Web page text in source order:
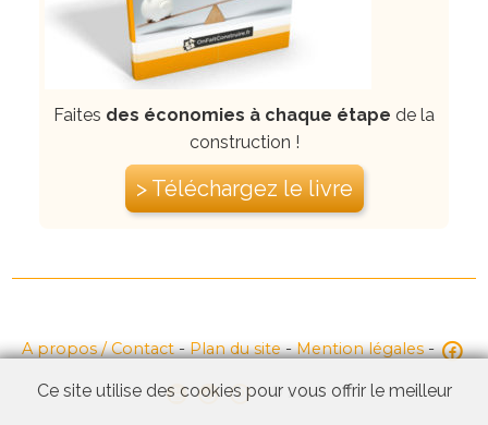
Faites des économies à chaque étape de la
construction !
> Téléchargez le livre
A propos / Contact-Plan du site-Mention légales-
-© 2026
Ce site utilise des cookies pour vous offrir le meilleur